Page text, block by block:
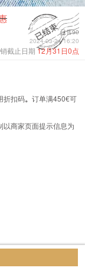
已售90
2024-03-24 16:20
截止日期12月31日0点
折扣码。 订单满450€可
商家页面提示信息为